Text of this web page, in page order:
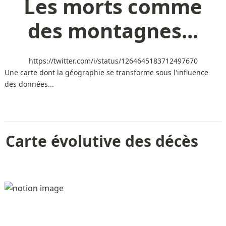
Les morts comme
des montagnes...
https://twitter.com/i/status/1264645183712497670
Une carte dont la géographie se transforme sous l'influence
des données...
Carte évolutive des décès